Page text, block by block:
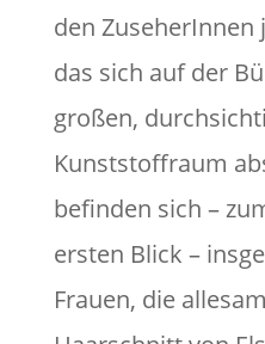
den ZuseherInnen
das sich auf der
großen,
Kunststoffraum
befinden sich –
ersten Blick –
Frauen, die